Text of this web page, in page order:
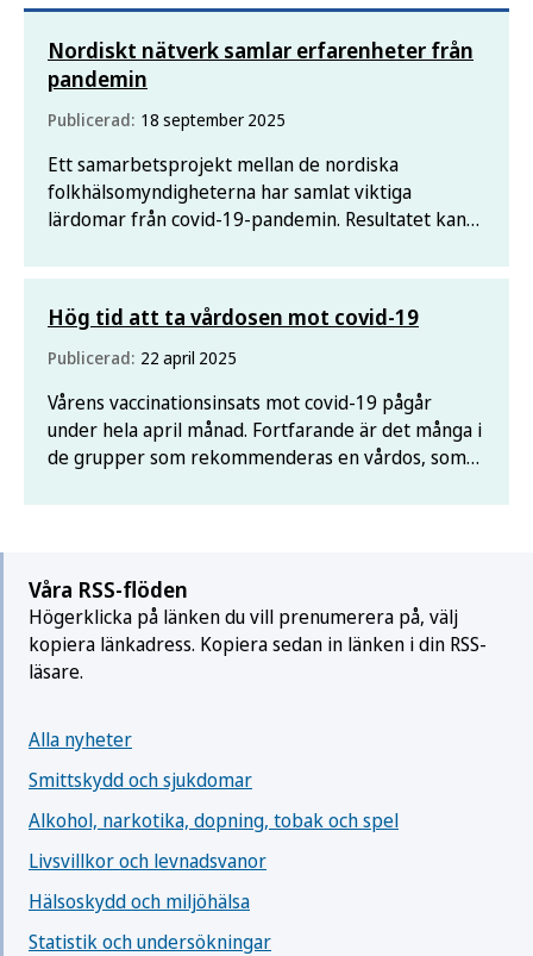
Nordiskt nätverk samlar erfarenheter från
pandemin
Publicerad: 18 september 2025
Ett samarbetsprojekt mellan de nordiska
folkhälsomyndigheterna har samlat viktiga
lärdomar från covid-19-pandemin. Resultatet kan
och beredskap i regionen.
Hög tid att ta vårdosen mot covid-19
Publicerad: 22 april 2025
Vårens vaccinationsinsats mot covid-19 pågår
under hela april månad. Fortfarande är det många i
de grupper som rekommenderas en vårdos, som
Våra RSS-flöden
Högerklicka på länken du vill prenumerera på, välj
kopiera länkadress. Kopiera sedan in länken i din RSS-
läsare.
Alla nyheter
Smittskydd och sjukdomar
Alkohol, narkotika, dopning, tobak och spel
Livsvillkor och levnadsvanor
Hälsoskydd och miljöhälsa
Statistik och undersökningar